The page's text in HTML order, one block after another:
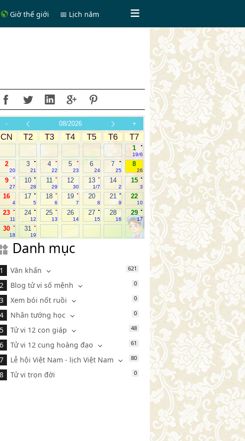
Giờ thế giới 📅 Lịch năm
- 08/2026 +
CN T2 T3 T4 T5 T6 T7
.
1
19/6
2
20
.
3
21
.
4
22
.
5
23
6
24
.
7
25
8
26
.
9
27
.
10
28
.
11
29
12
30
.
13
1/7
14
2
.
15
3
16
4
.
17
5
.
18
6
.
19
7
20
8
.
21
9
22
10
.
23
11
.
24
12
.
25
13
26
14
.
27
15
28
16
.
29
17
.
30
18
.
31
19
Danh mục
Văn khấn 621
Blog tử vi số mệnh 0
Xem bói nốt ruồi 0
Nhân tướng học 0
Tử vi 12 con giáp 48
Tử vi 12 cung hoàng đạo 61
Lễ hội Việt Nam - lịch Việt Nam 80
Tử vi trọn đời 0